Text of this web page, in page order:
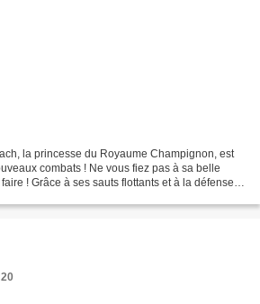
la princesse du Royaume Champignon, est
combats ! Ne vous fiez pas à sa belle
! Grâce à ses sauts flottants et à la défense